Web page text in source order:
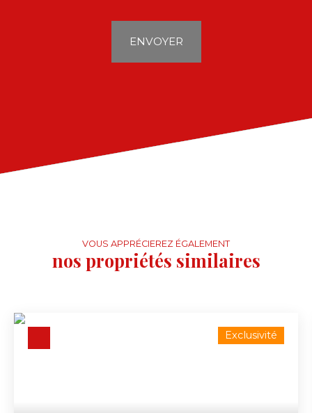
ENVOYER
VOUS APPRÉCIEREZ ÉGALEMENT
nos propriétés similaires
Exclusivité